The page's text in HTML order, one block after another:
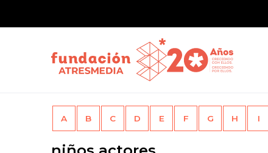
A B C D E F G H I